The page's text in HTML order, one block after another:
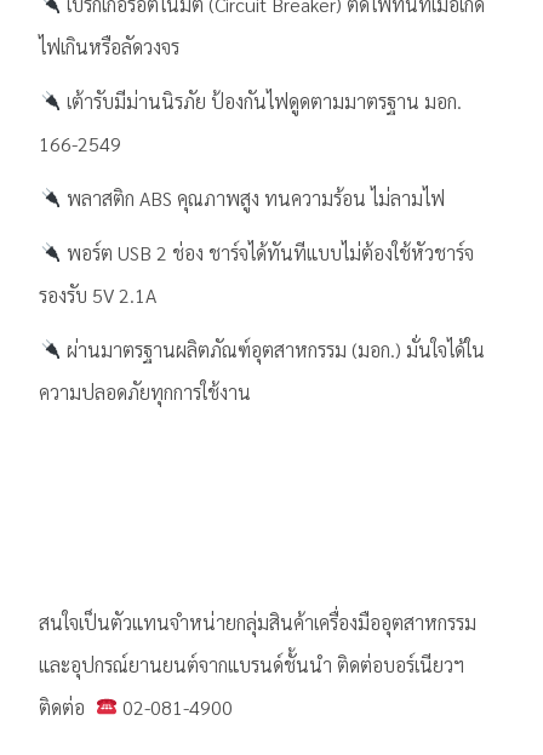
ไฟเกินหรือลัดวงจร
เต้ารับมีม่านนิรภัย ป้องกันไฟดูดตามมาตรฐาน มอก.
166-2549
พลาสติก ABS คุณภาพสูง ทนความร้อน ไม่ลามไฟ
พอร์ต USB 2 ช่อง ชาร์จได้ทันทีแบบไม่ต้องใช้หัวชาร์จ
รองรับ 5V 2.1A
ผ่านมาตรฐานผลิตภัณฑ์อุตสาหกรรม (มอก.) มั่นใจได้ใน
ความปลอดภัยทุกการใช้งาน
สนใจเป็นตัวแทนจำหน่ายกลุ่มสินค้าเครื่องมืออุตสาหกรรม
และอุปกรณ์ยานยนต์จากแบรนด์ชั้นนำ ติดต่อบอร์เนียวฯ
ติดต่อ
02-081-4900